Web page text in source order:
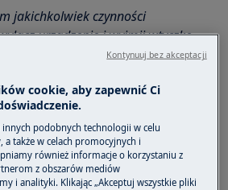
jakichkolwiek czynności
urządzenie i wyjmij wtyczkę
podczas przenoszenia
ciężkich urządzeń do
są dwie osoby.
ochronnych i załączonego
cookie, aby zapewnić Ci
podobnych technologii w celu
a także w celach promocyjnych i
również informacje o korzystaniu z
z obszarów mediów
i analityki. Klikając „Akceptuj wszystkie pliki
Kontynuuj bez akceptacji